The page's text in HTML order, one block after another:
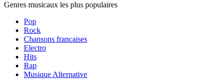
Genres musicaux les plus populaires
Pop
Rock
Chansons françaises
Electro
Hits
Rap
Musique Alternative